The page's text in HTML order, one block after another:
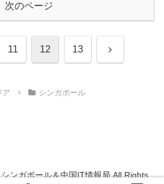
次のページ
11 12 13 次
ア シンガポール
ンガポール＆中国IT情報局 All Rights